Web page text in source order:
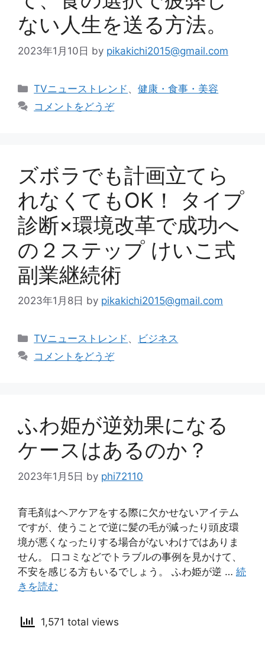
ない人生を送る方法。
2023年1月10日 by pikakichi2015@gmail.com
カ
TVニューストレンド 、健康・食事・美容
コメントをどうぞ
ズボラでも計画立てら
れなくてもOK！ タイプ
診断×環境改革で成功へ
の２ステップ けいこ式
副業継続術
2023年1月8日 by pikakichi2015@gmail.com
カ
テ
TVニューストレンド 、
ビジネス
コメントをどうぞ
ふわ姫が逆効果になる
ケースはあるのか？
2023年1月5日 by phi72110
育毛剤はヘアケアをする際に欠かせないアイテム
ですが、使うことで逆に髪の毛が減ったり頭皮環
境が悪くなったりする場合がないわけではありま
せん。 口コミなどでトラブルの事例を見かけて、
不安を感じる方もいるでしょう。 ふわ姫が逆 … 続
きを読む
1,571 total views